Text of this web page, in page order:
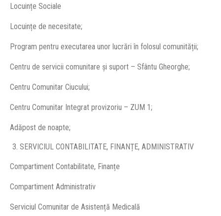
Locuințe Sociale
Locuințe de necesitate;
Program pentru executarea unor lucrări în folosul comunității;
Centru de servicii comunitare și suport – Sfântu Gheorghe;
Centru Comunitar Ciucului;
Centru Comunitar Integrat provizoriu – ZUM 1;
Adăpost de noapte;
SERVICIUL CONTABILITATE, FINANȚE, ADMINISTRATIV
Compartiment Contabilitate, Finanțe
Compartiment Administrativ
Serviciul Comunitar de Asistență Medicală